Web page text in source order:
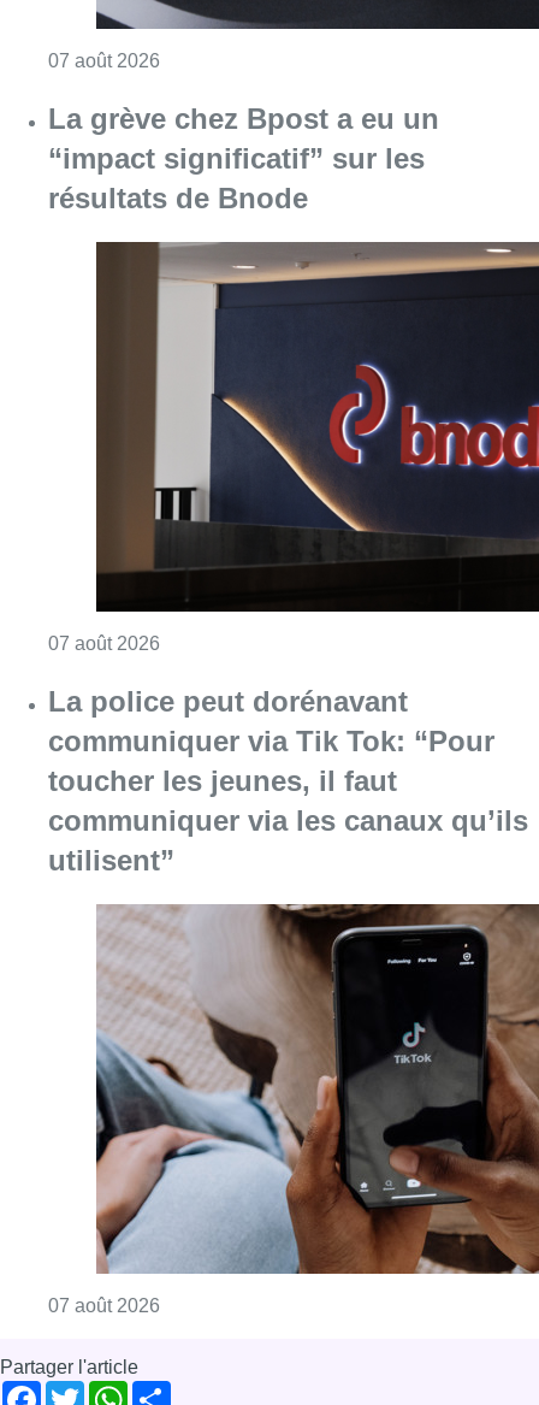
07 août 2026
La grève chez Bpost a eu un
“impact significatif” sur les
résultats de Bnode
07 août 2026
La police peut dorénavant
communiquer via Tik Tok: “Pour
toucher les jeunes, il faut
communiquer via les canaux qu’ils
utilisent”
07 août 2026
Partager l'article
Facebook
TwitterWhatsApp